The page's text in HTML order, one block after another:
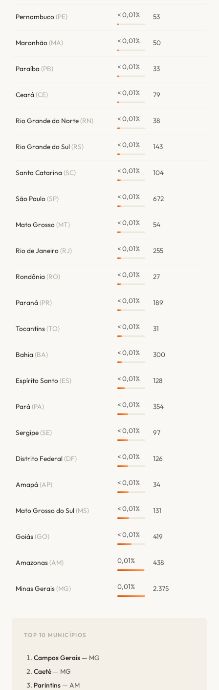
Pernambuco(PE) < 0,01% 53
Maranhão(MA) < 0,01% 50
Paraíba (PB) < 0,01% 33
Ceará (CE) < 0,01% 79
Rio Grande do Norte(RN) < 0,01% 38
Rio Grande do Sul(RS) < 0,01% 143
Santa Catarina (SC) < 0,01% 104
São Paulo(SP) < 0,01% 672
Mato Grosso(MT) < 0,01% 54
Rio de Janeiro(RJ) < 0,01% 255
Rondônia (RO) < 0,01% 27
Paraná (PR) < 0,01% 189
Tocantins(TO) < 0,01% 31
Bahia (BA) < 0,01% 300
Espírito Santo(ES) < 0,01% 128
Pará (PA) < 0,01% 354
Sergipe(SE) < 0,01% 97
Distrito Federal(DF) < 0,01% 126
Amapá (AP) < 0,01% 34
Mato Grosso do Sul(MS) < 0,01% 131
Goiás(GO) < 0,01% 419
Amazonas(AM) 0,01% 438
Minas Gerais(MG) 0,01% 2.375
TOP 10 MUNICÍPIOS
Campos Gerais — MG
Caeté — MG
Parintins — AM